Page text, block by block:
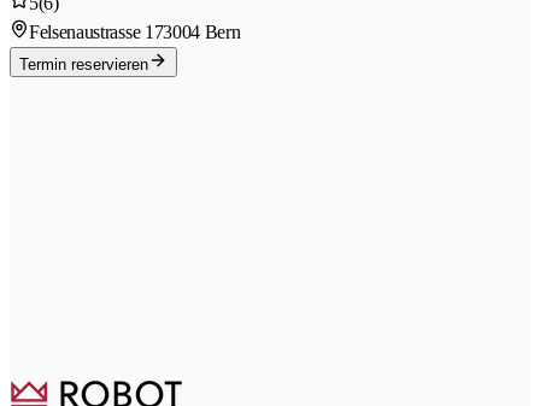
Felsenaustrasse 173004 Bern
Termin reservieren